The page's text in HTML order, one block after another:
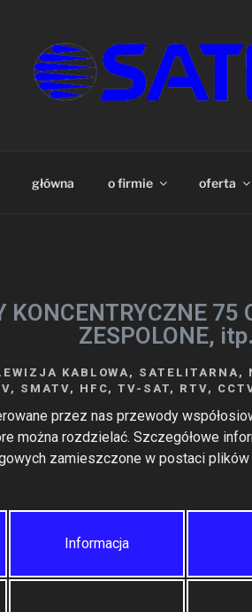
główna o firmie oferta
KONCENTRYCZNE 75
ZESPOLONE, itp.
KABLOWA, SATELITARNA,
SMATV, HFC, TV-SAT, RTV,
przez nas przewody
można rozdzielać. Szczegółowe
zamieszczone w postaci
Informacja